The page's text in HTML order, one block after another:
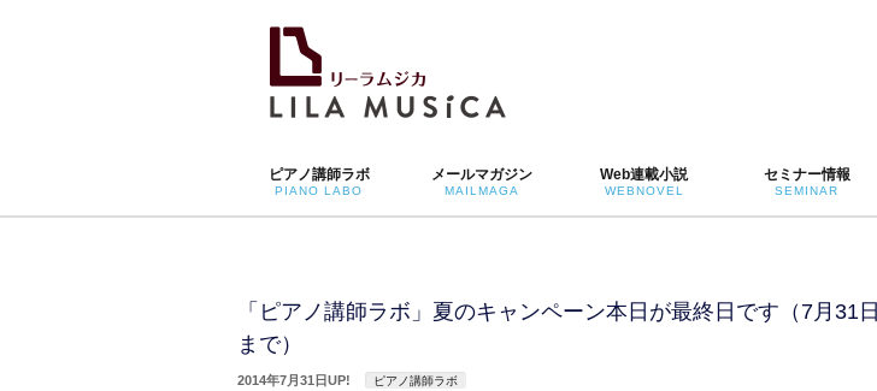
ピアノ講師ラボ
PIANO LABO
メールマガジン
MAILMAGA
Web連載小説
WEBNOVEL
セミナー情報
SEMINAR
「ピアノ講師ラボ」夏のキャンペーン本日が最終日です（7月31日
まで）
2014年7月31日UP! ピアノ講師ラボ